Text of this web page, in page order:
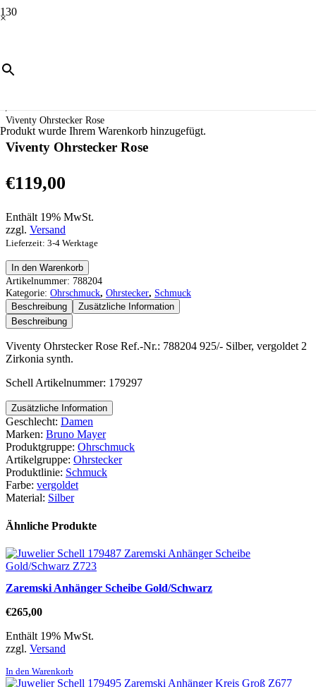
×
Produkt wurde Ihrem Warenkorb hinzugefügt.
Ohrschmuck
/
Viventy Ohrstecker Rose
Viventy Ohrstecker Rose
€119,00
Enthält 19% MwSt.
zzgl. Versand
Lieferzeit: 3-4 Werktage
Viventy
Ohrstecker
Rose
Menge
In den Warenkorb
Artikelnummer: 788204
Kategorie: Ohrschmuck, Ohrstecker, Schmuck
Beschreibung
Zusätzliche Information
Beschreibung
Viventy Ohrstecker Rose Ref.-Nr.: 788204 925/- Silber, vergoldet 2
Zirkonia synth.
Schell Artikelnummer: 179297
Zusätzliche Information
Geschlecht: Damen
Marken: Bruno Mayer
Produktgruppe: Ohrschmuck
Artikelgruppe: Ohrstecker
Produktlinie: Schmuck
Farbe: vergoldet
Material: Silber
Ähnliche Produkte
Zaremski Anhänger Scheibe Gold/Schwarz
€265,00
Enthält 19% MwSt.
zzgl. Versand
In den Warenkorb